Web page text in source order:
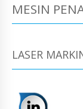
MESIN
LASER